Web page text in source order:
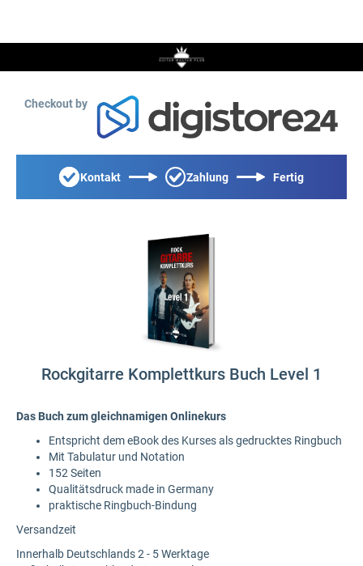
Checkout by
Kontakt Zahlung Fertig
Rockgitarre Komplettkurs Buch Level 1
Das Buch zum gleichnamigen Onlinekurs
Entspricht dem eBook des Kurses als gedrucktes Ringbuch
Mit Tabulatur und Notation
152 Seiten
Qualitätsdruck made in Germany
praktische Ringbuch-Bindung
Versandzeit
Innerhalb Deutschlands 2 - 5 Werktage